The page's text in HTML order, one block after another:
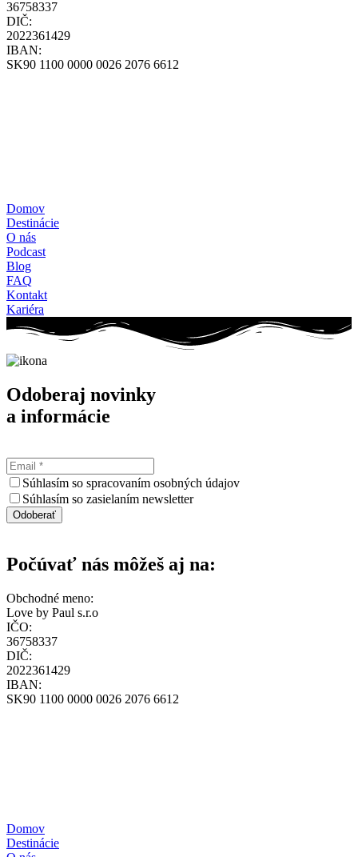
36758337
DIČ:
2022361429
IBAN:
SK90 1100 0000 0026 2076 6612
Domov
Destinácie
O nás
Podcast
Blog
FAQ
Kontakt
Kariéra
Odoberaj novinky
a informácie
Súhlasím so spracovaním osobných údajov
Súhlasím so zasielaním newsletter
Odoberať
Počúvať nás môžeš aj na:
Obchodné meno:
Love by Paul s.r.o
IČO:
36758337
DIČ:
2022361429
IBAN:
SK90 1100 0000 0026 2076 6612
Domov
Destinácie